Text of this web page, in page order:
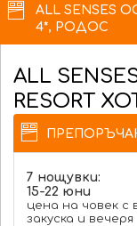
ALL SENSES
4*, РОДОС
ALL
RESORT
7 нощувки:
15-22 юни
цена на човек с
закуска и вечеря